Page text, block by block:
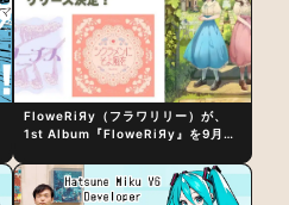
FloweRiЯy（フラワリリー）が、
1st Album『FloweRiЯy』を9月23